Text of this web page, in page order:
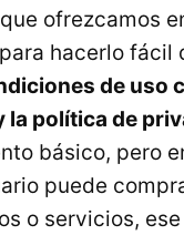
ofrezcamos
hacerlo fácil
de uso
la política de
básico, pero
puede
o servicios, ese